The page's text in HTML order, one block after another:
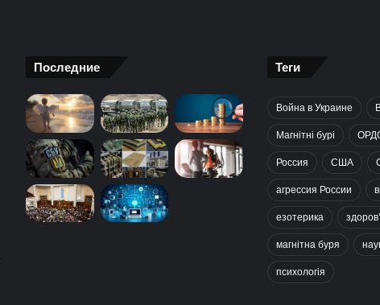
Последние Теги
Война в Украине
Магнітні бурі
Россия США
агрессия России
езотерика
магнітна буря
психологія